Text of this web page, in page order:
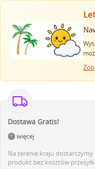
Dostawa Gratis!
więcej
Na terenie kraju dostarczymy
produkt bez kosztów